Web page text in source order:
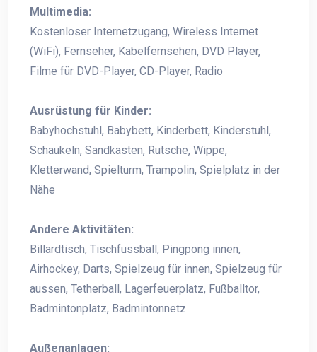
Multimedia:
Kostenloser Internetzugang, Wireless Internet
(WiFi), Fernseher, Kabelfernsehen, DVD Player,
Filme für DVD-Player, CD-Player, Radio
Ausrüstung für Kinder:
Babyhochstuhl, Babybett, Kinderbett, Kinderstuhl,
Schaukeln, Sandkasten, Rutsche, Wippe,
Kletterwand, Spielturm, Trampolin, Spielplatz in der
Nähe
Andere Aktivitäten:
Billardtisch, Tischfussball, Pingpong innen,
Airhockey, Darts, Spielzeug für innen, Spielzeug für
aussen, Tetherball, Lagerfeuerplatz, Fußballtor,
Badmintonplatz, Badmintonnetz
Außenanlagen: